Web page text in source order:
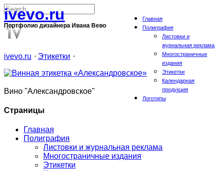
ivevo.ru
Портфолио дизайнера Ивана Вево
Главная
Полиграфия
Листовки и
журнальная реклама
Многостраничные
издания
Этикетки
Календарная
продукция
Логотипы
ivevo.ru ⋅ Этикетки ⋅
Вино "Александровское"
Страницы
Главная
Полиграфия
Листовки и журнальная реклама
Многостраничные издания
Этикетки